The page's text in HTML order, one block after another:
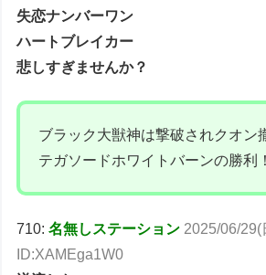
失恋ナンバーワン
ハートブレイカー
悲しすぎませんか？
ブラック大獣神は撃破されクオン
テガソードホワイトバーンの勝利！
710:名無しステーション 2025/06/29(
ID:XAMEga1W0